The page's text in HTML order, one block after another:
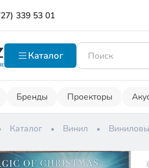
339 53 01
Каталог
Бренды Проекторы
Каталог Винил